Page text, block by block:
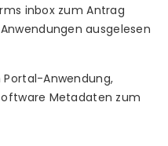
inbox zum Antrag
ausgelesen
Anwendung,
Metadaten zum